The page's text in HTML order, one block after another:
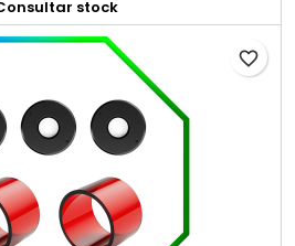
stock
favorite_border